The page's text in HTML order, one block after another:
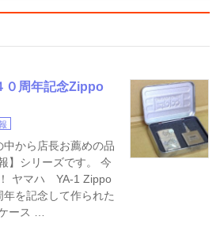
０周年記念Zippo
から店長お薦めの品
】シリーズです。 今
ヤマハ YA-1 Zippo
を記念して作られた
ース …